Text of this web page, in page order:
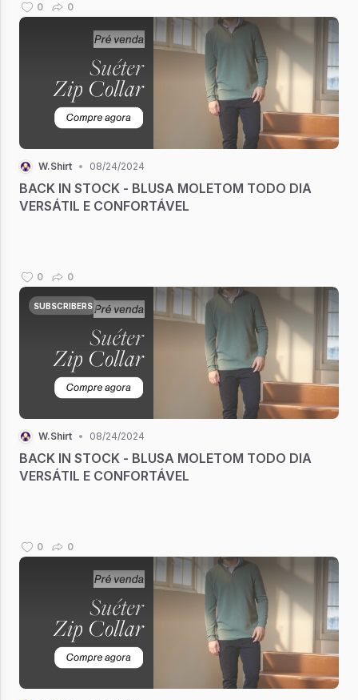
0 0
W.Shirt • 08/24/2024
BACK IN STOCK - BLUSA MOLETOM TODO DIA
VERSÁTIL E CONFORTÁVEL
0 0
SUBSCRIBERS
W.Shirt • 08/24/2024
BACK IN STOCK - BLUSA MOLETOM TODO DIA
VERSÁTIL E CONFORTÁVEL
0 0